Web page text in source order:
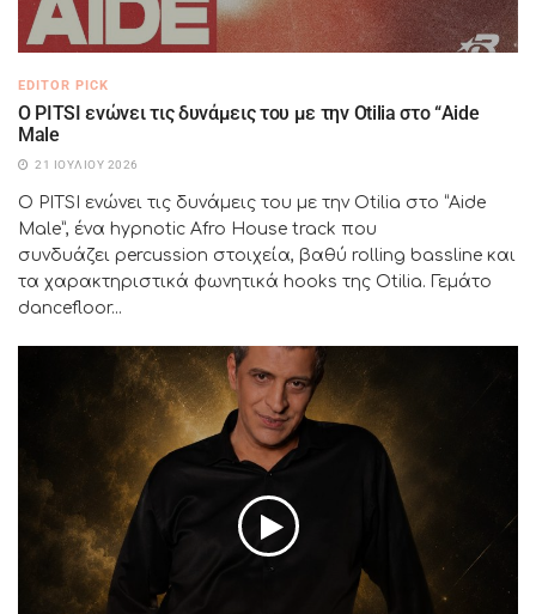
EDITOR PICK
Ο PITSI ενώνει τις δυνάμεις του με την Otilia στο “Aide
Male
21 ΙΟΥΛΊΟΥ 2026
Ο PITSI ενώνει τις δυνάμεις του με την Otilia στο “Aide
Male”, ένα hypnotic Afro House track που
συνδυάζει percussion στοιχεία, βαθύ rolling bassline και
τα χαρακτηριστικά φωνητικά hooks της Otilia. Γεμάτο
dancefloor...